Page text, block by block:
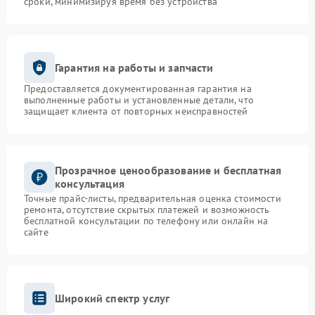
Гарантия на работы и запчасти
Предоставляется документированная гарантия на
выполненные работы и установленные детали, что
защищает клиента от повторных неисправностей
Прозрачное ценообразование и бесплатная
консультация
Точные прайс-листы, предварительная оценка стоимости
ремонта, отсутствие скрытых платежей и возможность
бесплатной консультации по телефону или онлайн на
сайте
Широкий спектр услуг